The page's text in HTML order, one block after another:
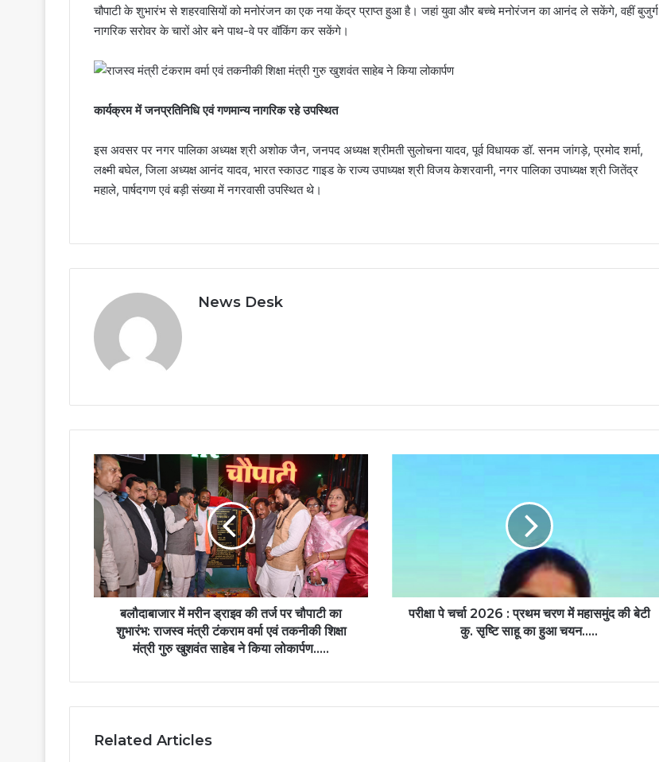
चौपाटी के शुभारंभ से शहरवासियों को मनोरंजन का एक नया केंद्र प्राप्त हुआ है। जहां युवा और बच्चे मनोरंजन का आनंद ले सकेंगे, वहीं बुजुर्ग
नागरिक सरोवर के चारों ओर बने पाथ-वे पर वॉकिंग कर सकेंगे।
कार्यक्रम में जनप्रतिनिधि एवं गणमान्य नागरिक रहे उपस्थित
इस अवसर पर नगर पालिका अध्यक्ष श्री अशोक जैन, जनपद अध्यक्ष श्रीमती सुलोचना यादव, पूर्व विधायक डॉ. सनम जांगड़े, प्रमोद शर्मा,
लक्ष्मी बघेल, जिला अध्यक्ष आनंद यादव, भारत स्काउट गाइड के राज्य उपाध्यक्ष श्री विजय केशरवानी, नगर पालिका उपाध्यक्ष श्री जितेंद्र
महाले, पार्षदगण एवं बड़ी संख्या में नगरवासी उपस्थित थे।
News Desk
बलौदाबाजार
में
मरीन
ड्राइव
तर्ज
पर
चौपाटी
का
शुभारंभ:
राजस्व
वर्मा
मंत्री
बलौदाबाजार में मरीन ड्राइव की तर्ज पर चौपाटी का
शुभारंभ: राजस्व मंत्री टंकराम वर्मा एवं तकनीकी शिक्षा
मंत्री गुरु खुशवंत साहेब ने किया लोकार्पण…..
महासमुंद
साहू
परीक्षा पे चर्चा 2026 : प्रथम चरण में महासमुंद की बेटी
कु. सृष्टि साहू का हुआ चयन…..
Related Articles